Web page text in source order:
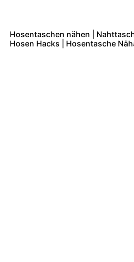
Hosentaschen nähen |
Hosen Hacks | Hosentasche